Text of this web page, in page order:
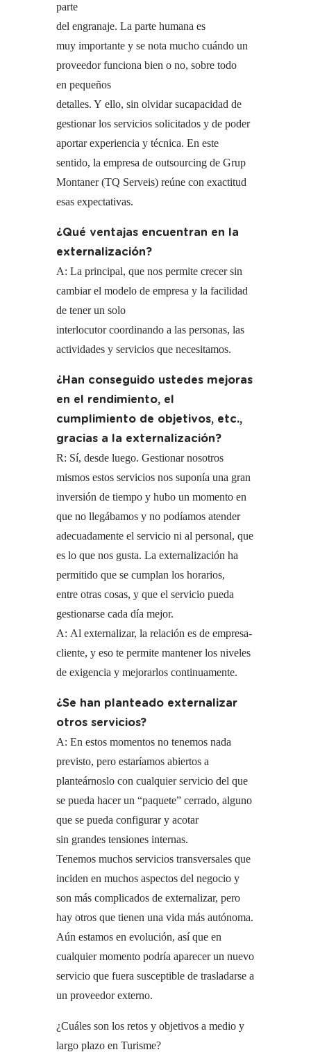
parte
del engranaje. La parte humana es
muy importante y se nota mucho cuándo un
proveedor funciona bien o no, sobre todo
en pequeños
detalles. Y ello, sin olvidar sucapacidad de
gestionar los servicios solicitados y de poder
aportar experiencia y técnica. En este
sentido, la empresa de outsourcing de Grup
Montaner (TQ Serveis) reúne con exactitud
esas expectativas.
¿Qué ventajas encuentran en la
externalización?
A: La principal, que nos permite crecer sin
cambiar el modelo de empresa y la facilidad
de tener un solo
interlocutor coordinando a las personas, las
actividades y servicios que necesitamos.
¿Han conseguido ustedes mejoras
en el rendimiento, el
cumplimiento de objetivos, etc.,
gracias a la externalización?
R: Sí, desde luego. Gestionar nosotros
mismos estos servicios nos suponía una gran
inversión de tiempo y hubo un momento en
que no llegábamos y no podíamos atender
adecuadamente el servicio ni al personal, que
es lo que nos gusta. La externalización ha
permitido que se cumplan los horarios,
entre otras cosas, y que el servicio pueda
gestionarse cada día mejor.
A: Al externalizar, la relación es de empresa-
cliente, y eso te permite mantener los niveles
de exigencia y mejorarlos continuamente.
¿Se han planteado externalizar
otros servicios?
A: En estos momentos no tenemos nada
previsto, pero estaríamos abiertos a
planteárnoslo con cualquier servicio del que
se pueda hacer un “paquete” cerrado, alguno
que se pueda configurar y acotar
sin grandes tensiones internas.
Tenemos muchos servicios transversales que
inciden en muchos aspectos del negocio y
son más complicados de externalizar, pero
hay otros que tienen una vida más autónoma.
Aún estamos en evolución, así que en
cualquier momento podría aparecer un nuevo
servicio que fuera susceptible de trasladarse a
un proveedor externo.
¿Cuáles son los retos y objetivos a medio y
largo plazo en Turisme?